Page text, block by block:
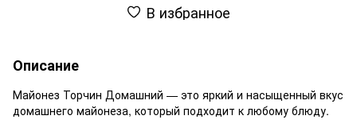
В избранное
Описание
Майонез Торчин Домашний — это яркий и насыщенный вкус
домашнего майонеза, который подходит к любому блюду.